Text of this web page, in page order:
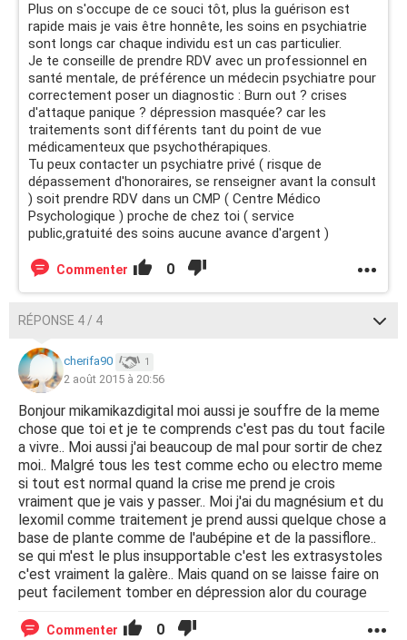
Plus on s'occupe de ce souci tôt, plus la guérison est
rapide mais je vais être honnête, les soins en psychiatrie
sont longs car chaque individu est un cas particulier.
Je te conseille de prendre RDV avec un professionnel en
santé mentale, de préférence un médecin psychiatre pour
correctement poser un diagnostic : Burn out ? crises
d'attaque panique ? dépression masquée? car les
traitements sont différents tant du point de vue
médicamenteux que psychothérapiques.
Tu peux contacter un psychiatre privé ( risque de
dépassement d'honoraires, se renseigner avant la consult
) soit prendre RDV dans un CMP ( Centre Médico
Psychologique ) proche de chez toi ( service
public,gratuité des soins aucune avance d'argent )
Commenter 0
RÉPONSE 4 / 4
cherifa90 1
2 août 2015 à 20:56
Bonjour mikamikazdigital moi aussi je souffre de la meme
chose que toi et je te comprends c'est pas du tout facile
a vivre.. Moi aussi j'ai beaucoup de mal pour sortir de chez
moi.. Malgré tous les test comme echo ou electro meme
si tout est normal quand la crise me prend je crois
vraiment que je vais y passer.. Moi j'ai du magnésium et du
lexomil comme traitement je prend aussi quelque chose a
base de plante comme de l'aubépine et de la passiflore..
se qui m'est le plus insupportable c'est les extrasystoles
c'est vraiment la galère.. Mais quand on se laisse faire on
peut facilement tomber en dépression alor du courage
Commenter 0